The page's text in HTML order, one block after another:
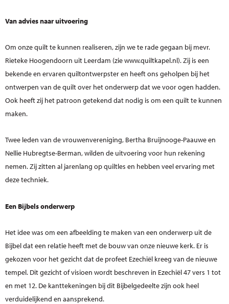
Van advies naar uitvoering
Om onze quilt te kunnen realiseren, zijn we te rade gegaan bij mevr.
Rieteke Hoogendoorn uit Leerdam (zie www.quiltkapel.nl). Zij is een
bekende en ervaren quiltontwerpster en heeft ons geholpen bij het
ontwerpen van de quilt over het onderwerp dat we voor ogen hadden.
Ook heeft zij het patroon getekend dat nodig is om een quilt te kunnen
maken.
Twee leden van de vrouwenvereniging, Bertha Bruijnooge-Paauwe en
Nellie Hubregtse-Berman, wilden de uitvoering voor hun rekening
nemen. Zij zitten al jarenlang op quiltles en hebben veel ervaring met
deze techniek.
Een Bijbels onderwerp
Het idee was om een afbeelding te maken van een onderwerp uit de
Bijbel dat een relatie heeft met de bouw van onze nieuwe kerk. Er is
gekozen voor het gezicht dat de profeet Ezechiël kreeg van de nieuwe
tempel. Dit gezicht of visioen wordt beschreven in Ezechiël 47 vers 1 tot
en met 12. De kanttekeningen bij dit Bijbelgedeelte zijn ook heel
verduidelijkend en aansprekend.